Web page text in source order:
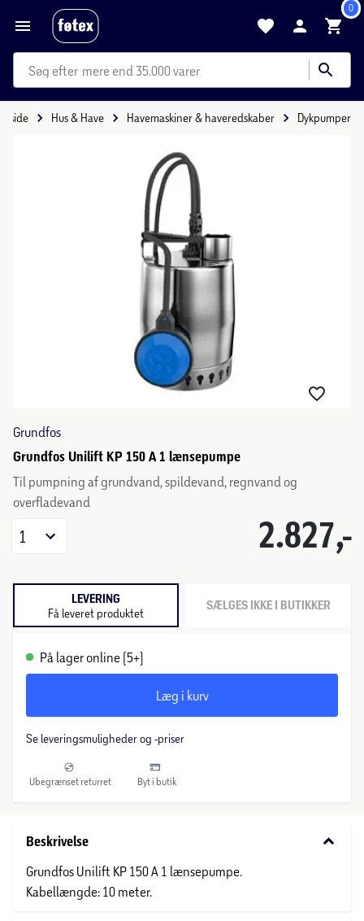
0
mere end 35.000 varer
Hus & Have Havemaskiner & haveredskaber Dykpumper
Grundfos
Grundfos Unilift KP 150 A 1 lænsepumpe
Til pumpning af grundvand, spildevand, regnvand og
overfladevand
2.827,-
1
LEVERING
Få leveret produktet SÆLGES IKKE I BUTIKKER
På lager online (5+)
Læg i kurv
Se leveringsmuligheder og -priser
Ubegrænset returret Byt i butik
Beskrivelse keyboard_arrow_down
Grundfos Unilift KP 150 A 1 lænsepumpe.
Kabellængde: 10 meter.